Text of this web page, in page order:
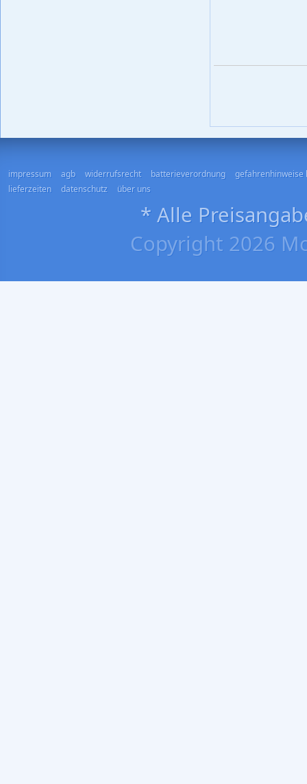
impressum agb widerrufsrecht batterieverordnung
gefahrenhinweise
lieferzeiten
datenschutz über uns
* Alle
Copyright 2026